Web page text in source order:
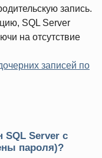
запись.
SQL Server
на отсутствие
записей по
SQL Server с
пароля)?